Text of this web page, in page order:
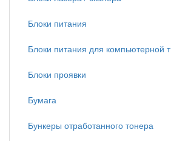
Блоки питания
Блоки питания для компьютерной т
Блоки проявки
Бумага
Бункеры отработанного тонера